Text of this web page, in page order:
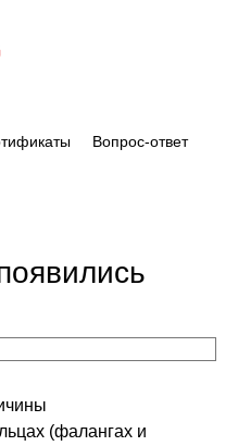
Вопрос-ответ
(фалангах и